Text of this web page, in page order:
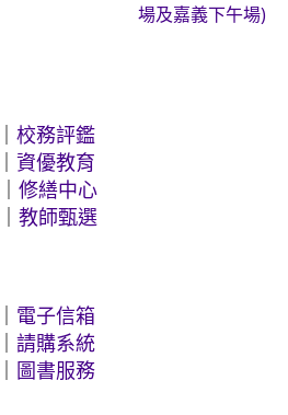
場及嘉義下午場)
校務評鑑
資優教育
修繕中心
教師甄選
電子信箱
請購系統
圖書服務